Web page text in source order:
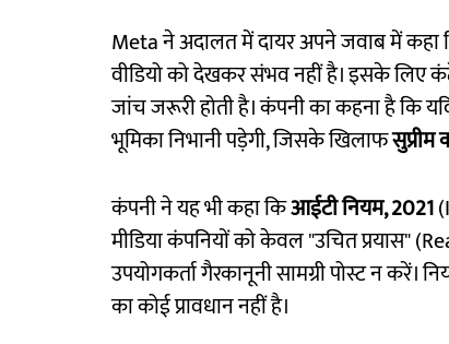
Meta ने अदालत में दायर अपने जवाब में कहा
वीडियो को देखकर संभव नहीं है। इसके लिए
जांच जरूरी होती है। कंपनी का कहना है कि
भूमिका निभानी पड़ेगी, जिसके खिलाफसुप्रीम
कंपनी ने यह भी कहा किआईटी नियम, 2021
मीडिया कंपनियों को केवल "उचित प्रयास"
उपयोगकर्ता गैरकानूनी सामग्री पोस्ट न करें।
का कोई प्रावधान नहीं है।